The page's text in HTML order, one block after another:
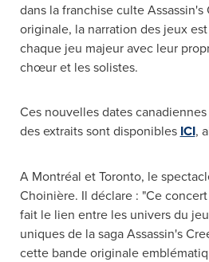
dans la franchise culte
originale, la narration des jeux
chaque jeu majeur avec leur
chœur et les solistes.
Ces nouvelles dates
des extraits sont disponibles ICI,
A Montréal etToronto, le
Choinière. Il déclare : "Ce
fait le lien entre les univers du
uniques de la saga Assassin's
cette bande originale